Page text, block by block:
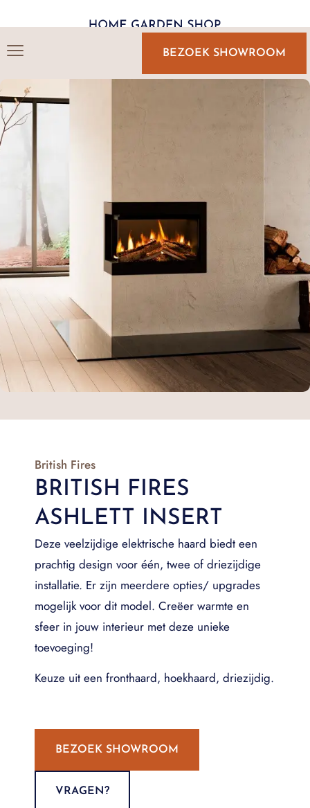
BEZOEK SHOWROOM
British Fires
BRITISH FIRES
ASHLETT INSERT
Deze veelzijdige elektrische haard biedt een
prachtig design voor één, twee of driezijdige
installatie. Er zijn meerdere opties/ upgrades
mogelijk voor dit model. Creëer warmte en
sfeer in jouw interieur met deze unieke
toevoeging!
Keuze uit een fronthaard, hoekhaard, driezijdig.
BEZOEK SHOWROOM
VRAGEN?